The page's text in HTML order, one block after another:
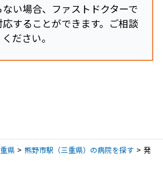
い場合、ファストドクターで
することができます。ご相談
ください。
県 熊野市駅（三重県）の病院を探す
発